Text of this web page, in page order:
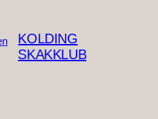
KOLDING
SKAKKLUB